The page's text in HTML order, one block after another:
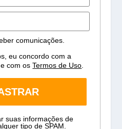
comunicações.
eu concordo com a
e com osTermos de Uso
suas informações de
tipo de SPAM.